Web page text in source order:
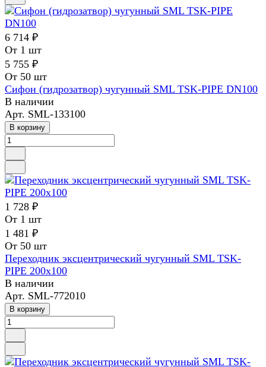
6 714 ₽
От 1 шт
5 755 ₽
От 50 шт
Сифон (гидрозатвор) чугунный SML TSK-PIPE DN100
В наличии
Арт. SML-133100
В корзину
1 728 ₽
От 1 шт
1 481 ₽
От 50 шт
Переходник эксцентрический чугунный SML TSK-
PIPE 200х100
В наличии
Арт. SML-772010
В корзину